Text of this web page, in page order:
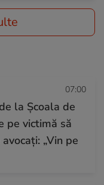
07:00
la Școala de
pe victimă să
„Vin pe